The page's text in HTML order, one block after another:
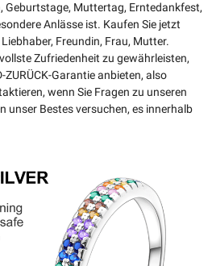
Geburtstage, Muttertag, Erntedankfest,
Anlässe ist. Kaufen Sie jetzt
Freundin, Frau, Mutter.
Zufriedenheit zu gewährleisten,
ZURÜCK-Garantie anbieten, also
wenn Sie Fragen zu unseren
unser Bestes versuchen, es innerhalb